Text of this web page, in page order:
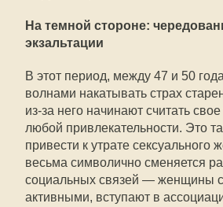
На темной стороне:
экзальтации
В этот период, между 47 и 50
волнами накатывать страх
из-за него начинают считать
любой привлекательности. Это
привести к утрате сексуального
весьма символично сменяется
социальных связей — женщины
активными, вступают в